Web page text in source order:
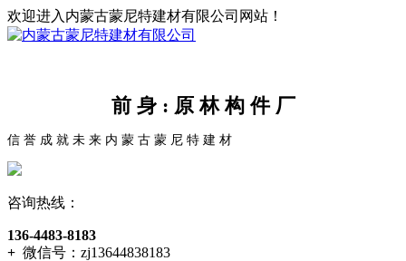
欢迎进入内蒙古蒙尼特建材有限公司网站！
前 身 : 原 林 构 件 厂
信 誉 成 就 未 来 内 蒙 古 蒙 尼 特 建 材
咨询热线：
136-4483-8183
+ 微信号： zj13644838183